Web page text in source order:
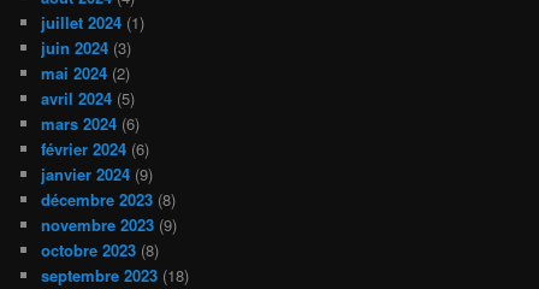
juillet 2024 (1)
juin 2024 (3)
mai 2024 (2)
avril 2024 (5)
mars 2024 (6)
février 2024 (6)
janvier 2024 (9)
décembre 2023 (8)
novembre 2023 (9)
octobre 2023 (8)
septembre 2023 (18)